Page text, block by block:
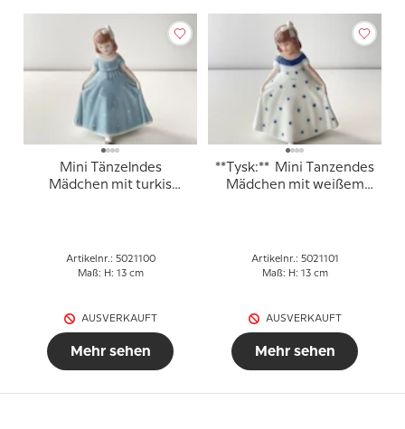
Mini Tänzelndes
Mädchen mit turkis
Royal Copenhagen Figur
Nr. 100
Artikelnr.: 5021100
Maß: H: 13 cm
AUSVERKAUFT
Mehr sehen
**Tysk:** Mini Tanzendes
Mädchen mit weißem
101
Artikelnr.: 5021101
Maß: H: 13 cm
AUSVERKAUFT
Mehr sehen